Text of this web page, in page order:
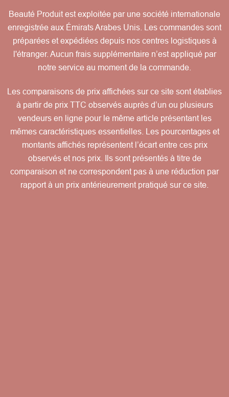
Beauté Produit est exploitée par une société internationale
enregistrée aux Émirats Arabes Unis. Les commandes sont
préparées et expédiées depuis nos centres logistiques à
l'étranger. Aucun frais supplémentaire n’est appliqué par
notre service au moment de la commande.
Les comparaisons de prix affichées sur ce site sont établies
à partir de prix TTC observés auprès d’un ou plusieurs
vendeurs en ligne pour le même article présentant les
mêmes caractéristiques essentielles. Les pourcentages et
montants affichés représentent l’écart entre ces prix
observés et nos prix. Ils sont présentés à titre de
comparaison et ne correspondent pas à une réduction par
rapport à un prix antérieurement pratiqué sur ce site.